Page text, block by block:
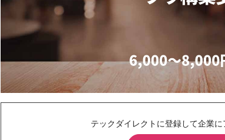
テックダイレクトに登録して企業